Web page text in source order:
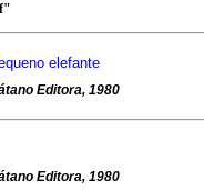
elefante
Editora, 1980
Editora, 1980